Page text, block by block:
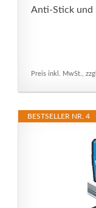
Anti-Stick und
Preis inkl. MwSt.,
BESTSELLER NR. 4